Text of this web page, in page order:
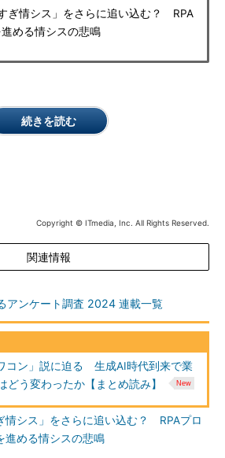
ぎ情シス」をさらに追い込む？ RPA
める情シスの悲鳴
続きを読む
Copyright © ITmedia, Inc. All Rights Reserved.
関連情報
アンケート調査 2024 連載一覧
ワコン」説に迫る 生成AI時代到来で業
どう変わったか【まとめ読み】
情シス」をさらに追い込む？ RPAプロ
進める情シスの悲鳴